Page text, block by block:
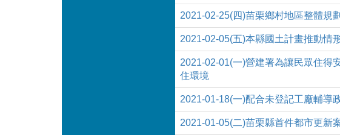
2021-02-25(四)苗栗鄉村地區整體規
2021-02-05(五)本縣國土計畫推動情
2021-02-01(一)營建署為讓民眾住得
住環境
2021-01-18(一)配合未登記工廠輔導
2021-01-05(二)苗栗縣首件都市更新